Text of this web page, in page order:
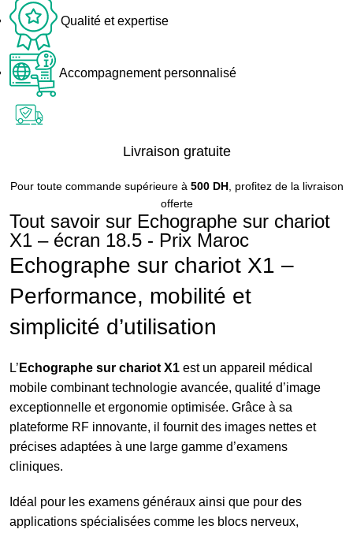
Qualité et expertise
Accompagnement personnalisé
Livraison gratuite
Pour toute commande supérieure à 500 DH, profitez de la livraison
offerte
Tout savoir sur Echographe sur chariot
X1 – écran 18.5 - Prix Maroc
Echographe sur chariot X1 –
Performance, mobilité et
simplicité d’utilisation
L’ Echographe sur chariot X1 est un appareil médical
mobile combinant technologie avancée, qualité d’image
exceptionnelle et ergonomie optimisée. Grâce à sa
plateforme RF innovante, il fournit des images nettes et
précises adaptées à une large gamme d’examens
cliniques.
Idéal pour les examens généraux ainsi que pour des
applications spécialisées comme les blocs nerveux,